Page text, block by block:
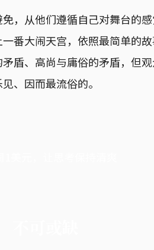
，从他们遵循自己对舞台的
番大闹天宫，依照最简单的
盾、高尚与庸俗的矛盾，但
、因而最流俗的。